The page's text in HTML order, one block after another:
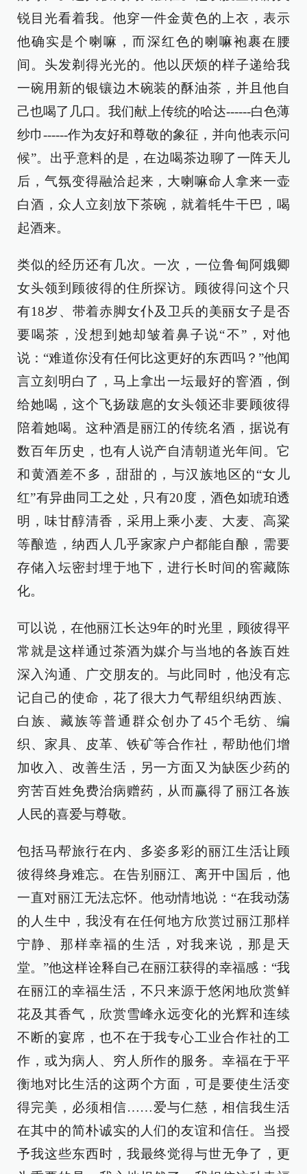
锐目光看着我。他穿一件金黄色的上衣，表示
他确实是个喇嘛，而深红色的喇嘛袍裹在腰
间。头发剃得光光的。他以厌烦的样子递给我
一碗用新的银镶边木碗装的酥油茶，并且他自
己也喝了几口。我们献上传统的哈达------白色薄
纱巾------作为友好和尊敬的象征，并向他表示问
候”。出乎意料的是，在边喝茶边聊了一阵天儿
后，气氛变得融洽起来，大喇嘛命人拿来一壶
白酒，众人立刻放下茶碗，就着牦牛干巴，喝
起酒来。
类似的经历还有几次。一次，一位鲁甸阿娥卿
女头领到顾彼得的住所探访。顾彼得问这个只
有18岁、带着赤脚女仆及卫兵的美丽女子是否
要喝茶，没想到她却皱着鼻子说“不”，对他
说：“难道你没有任何比这更好的东西吗？”他闻
言立刻明白了，马上拿出一坛最好的窨酒，倒
给她喝，这个飞扬跋扈的女头领还非要顾彼得
陪着她喝。这种酒是丽江的传统名酒，据说有
数百年历史，也有人说产自清朝道光年间。它
和黄酒差不多，甜甜的，与汉族地区的“女儿
红”有异曲同工之处，只有20度，酒色如琥珀透
明，味甘醇清香，采用上乘小麦、大麦、高粱
等酿造，纳西人几乎家家户户都能自酿，需要
存储入坛密封埋于地下，进行长时间的窖藏陈
化。
可以说，在他丽江长达9年的时光里，顾彼得平
常就是这样通过茶酒为媒介与当地的各族百姓
深入沟通、广交朋友的。与此同时，他没有忘
记自己的使命，花了很大力气帮组织纳西族、
白族、藏族等普通群众创办了45个毛纺、编
织、家具、皮革、铁矿等合作社，帮助他们增
加收入、改善生活，另一方面又为缺医少药的
穷苦百姓免费治病赠药，从而赢得了丽江各族
人民的喜爱与尊敬。
包括马帮旅行在内、多姿多彩的丽江生活让顾
彼得终身难忘。在告别丽江、离开中国后，他
一直对丽江无法忘怀。他动情地说：“在我动荡
的人生中，我没有在任何地方欣赏过丽江那样
宁静、那样幸福的生活，对我来说，那是天
堂。”他这样诠释自己在丽江获得的幸福感：“我
在丽江的幸福生活，不只来源于悠闲地欣赏鲜
花及其香气，欣赏雪峰永远变化的光辉和连续
不断的宴席，也不在于我专心工业合作社的工
作，或为病人、穷人所作的服务。幸福在于平
衡地对比生活的这两个方面，可是要使生活变
得完美，必须相信……爱与仁慈，相信我生活
在其中的简朴诚实的人们的友谊和信任。当授
予我这些东西时，我最终觉得与世无争了，更